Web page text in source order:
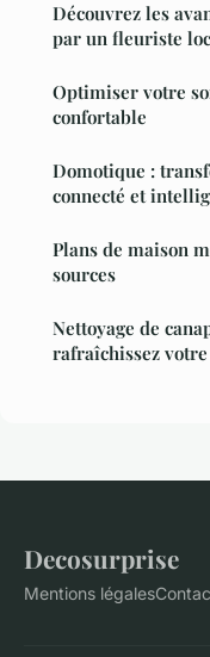
Découvrez les
par un fleuriste
Optimiser votre
confortable
Domotique :
connecté et
Plans de maison
sources
Nettoyage de
rafraîchissez
Decosurprise
Mentions légales